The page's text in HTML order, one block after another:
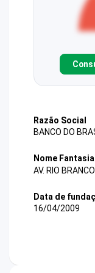
Razão Social
BANCO DO
Nome Fantasia
AV. RIO
Data de
16/04/2009